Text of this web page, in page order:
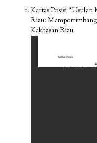
Kertas Posisi
Riau:
Kekhasan Riau